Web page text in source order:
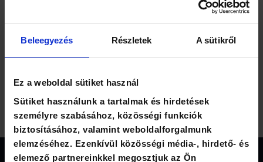
Beleegyezés Részletek A sütikről
Ez a weboldal sütiket használ
Sütiket használunk a tartalmak és hirdetések
személyre szabásához, közösségi funkciók
biztosításához, valamint weboldalforgalmunk
elemzéséhez. Ezenkívül közösségi média-, hirdető- és
elemező partnereinkkel megosztjuk az Ön
amellyel széles körben szólíthatsz meg olyan új
potenciális érdeklődőket, akik a legnagyobb
növelheted. Amennyiben mellettünk döntesz, jó
kezekbe kerül vállalatod digitális megjelenése.